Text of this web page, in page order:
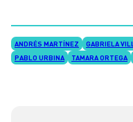
ANDRÉS MARTÍNEZ GABRIELA
PABLO URBINA
TAMARA ORTEGA